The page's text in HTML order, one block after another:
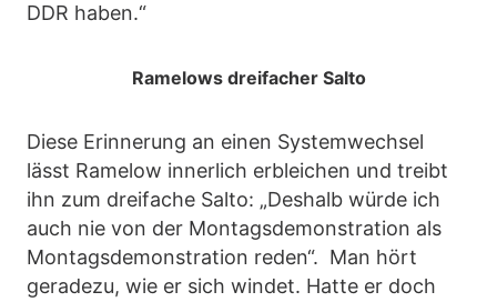
DDR haben.“
Ramelows dreifacher Salto
Diese Erinnerung an einen Systemwechsel
lässt Ramelow innerlich erbleichen und treibt
ihn zum dreifache Salto: „Deshalb würde ich
auch nie von der Montagsdemonstration als
Montagsdemonstration reden“. Man hört
geradezu, wie er sich windet. Hatte er doch